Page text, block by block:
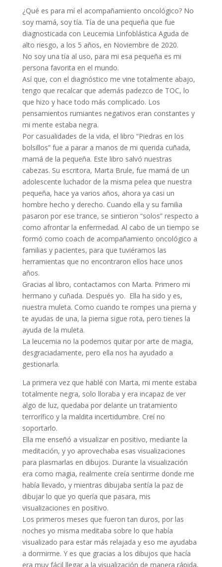
¿Qué es para mí el acompañamiento oncológico? No
soy mamá, soy tía. Tía de una pequeña que fue
diagnosticada con Leucemia Linfoblástica Aguda de
alto riesgo, a los 5 años, en Noviembre de 2020.
No soy una tía al uso, para mi esa pequeña es mi
persona favorita en el mundo.
Así que, con el diagnóstico me vine totalmente abajo,
tengo que recalcar que además padezco de TOC, lo
que hizo y hace todo más complicado. Los
pensamientos rumiantes negativos eran constantes y
mi mente estaba negra.
Por casualidades de la vida, el libro “Piedras en los
bolsillos” fue a parar a manos de mi querida cuñada,
mamá de la pequeña. Este libro salvó nuestras
cabezas. Su escritora, Marta Brule, fue mamá de un
adolescente luchador de la misma pelea que nuestra
pequeña, hace ya varios años, ahora ya casi un
hombre hecho y derecho. Cuando ella y su familia
pasaron por ese trance, se sintieron “solos” respecto a
como afrontar la enfermedad. Al cabo de un tiempo se
formó como coach de acompañamiento oncológico a
familias y pacientes, para que tuviéramos las
herramientas que no encontraron ellos hace unos
años.
Gracias al libro, contactamos con Marta. Primero mi
hermano y cuñada. Después yo. Ella ha sido y es,
nuestra muleta. Como cuando te rompes una pierna y
te ayudas de una, la pierna sigue rota, pero tienes la
ayuda de la muleta.
La leucemia no la podemos quitar por arte de magia,
desgraciadamente, pero ella nos ha ayudado a
gestionarla.
La primera vez que hablé con Marta, mi mente estaba
totalmente negra, solo lloraba y era incapaz de ver
algo de luz, quedaba por delante un tratamiento
terrorífico y la maldita incertidumbre. Creí no
soportarlo.
Ella me enseñó a visualizar en positivo, mediante la
meditación, y yo aprovechaba esas visualizaciones
para plasmarlas en dibujos. Durante la visualización
era como magia, realmente creía sentirme donde me
había llevado, y mientras dibujaba sentía la paz de
dibujar lo que yo quería que pasara, mis
visualizaciones en positivo.
Los primeros meses que fueron tan duros, por las
noches yo misma meditaba sobre lo que había
visualizado para estar más relajada y eso me ayudaba
a dormirme. Y es que gracias a los dibujos que hacía
era muy fácil llegar a la visualización de manera rápida,